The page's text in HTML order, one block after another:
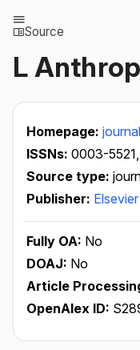
Source
L
Homepage:
ISSNs: 0003-5521,
Source type:
Publisher:
Fully OA: No
DOAJ: No
Article
OpenAlex ID: